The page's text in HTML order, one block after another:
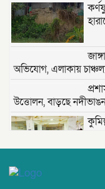
অভিযোগ, এলাকায়
উত্তোলন, বাড়ছে